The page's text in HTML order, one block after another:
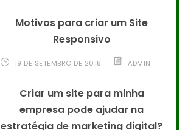
Motivos para criar um Site
Responsivo
19 DE SETEMBRO DE 2018 ADMIN
Criar um site para minha
empresa pode ajudar na
estratégia de marketing digital?